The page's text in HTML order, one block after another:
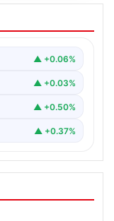
Altın
çeyrek,
Takip: Gram,
▲ +0.06%
▲ +0.03%
▲ +0.50%
▲ +0.37%